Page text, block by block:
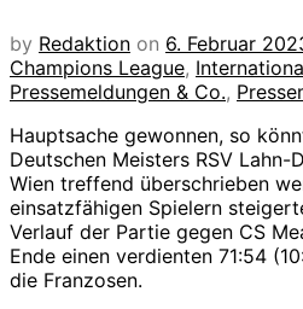
by Redaktion on 6. Februar
Champions League,
Pressemeldungen & Co.,
Hauptsache gewonnen, so
Deutschen Meisters RSV
Wien treffend überschrieben
einsatzfähigen Spielern
Verlauf der Partie gegen CS
Ende einen verdienten 71:54
die Franzosen.